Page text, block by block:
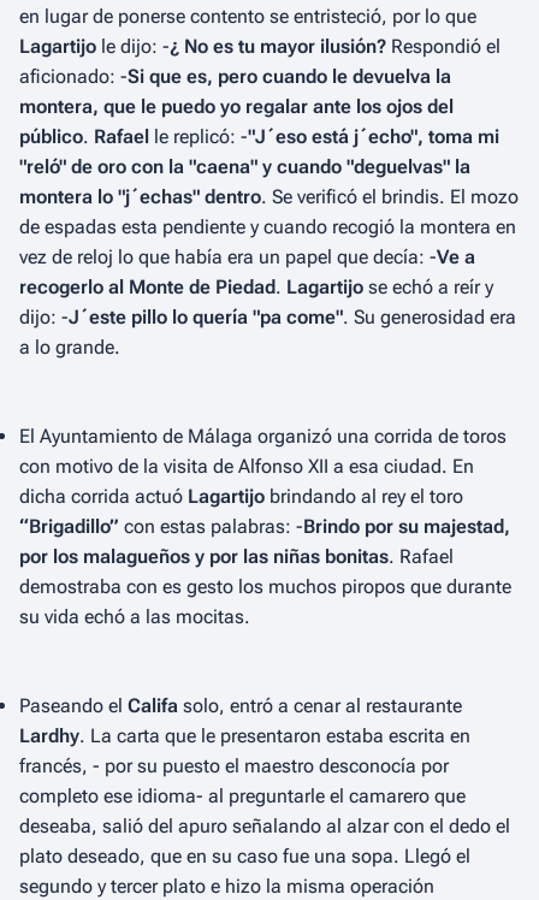
en lugar de ponerse contento se entristeció, por lo que
Lagartijo le dijo: -¿ No es tu mayor ilusión? Respondió el
aficionado: -Si que es, pero cuando le devuelva la
montera, que le puedo yo regalar ante los ojos del
público. Rafael le replicó: -"J´eso está j´echo", toma mi
"reló" de oro con la "caena" y cuando "deguelvas" la
montera lo "j´echas" dentro. Se verificó el brindis. El mozo
de espadas esta pendiente y cuando recogió la montera en
vez de reloj lo que había era un papel que decía: -Ve a
recogerlo al Monte de Piedad. Lagartijo se echó a reír y
dijo: -J´este pillo lo quería "pa come". Su generosidad era
a lo grande.
El Ayuntamiento de Málaga organizó una corrida de toros
con motivo de la visita de Alfonso XII a esa ciudad. En
dicha corrida actuó Lagartijo brindando al rey el toro
“Brigadillo” con estas palabras: -Brindo por su majestad,
por los malagueños y por las niñas bonitas. Rafael
demostraba con es gesto los muchos piropos que durante
su vida echó a las mocitas.
Paseando el Califa solo, entró a cenar al restaurante
Lardhy. La carta que le presentaron estaba escrita en
francés, - por su puesto el maestro desconocía por
completo ese idioma- al preguntarle el camarero que
deseaba, salió del apuro señalando al alzar con el dedo el
plato deseado, que en su caso fue una sopa. Llegó el
segundo y tercer plato e hizo la misma operación